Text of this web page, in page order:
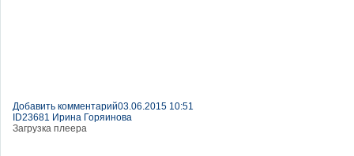
Добавить комментарий03.06.2015 10:51
ID23681 Ирина Горяинова
Загрузка плеера